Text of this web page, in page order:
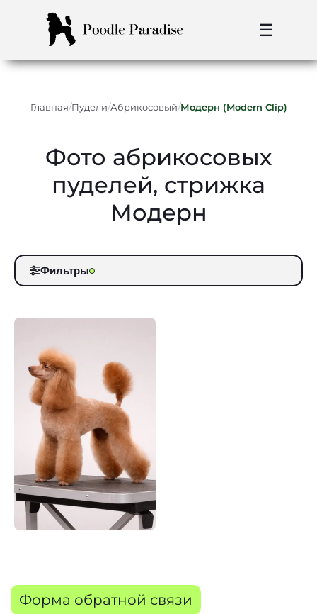
☰
Главная/Пудели/Абрикосовый/Модерн (Modern Clip)
Фото абрикосовых
пуделей, стрижка
Модерн
Фильтры
Форма обратной связи